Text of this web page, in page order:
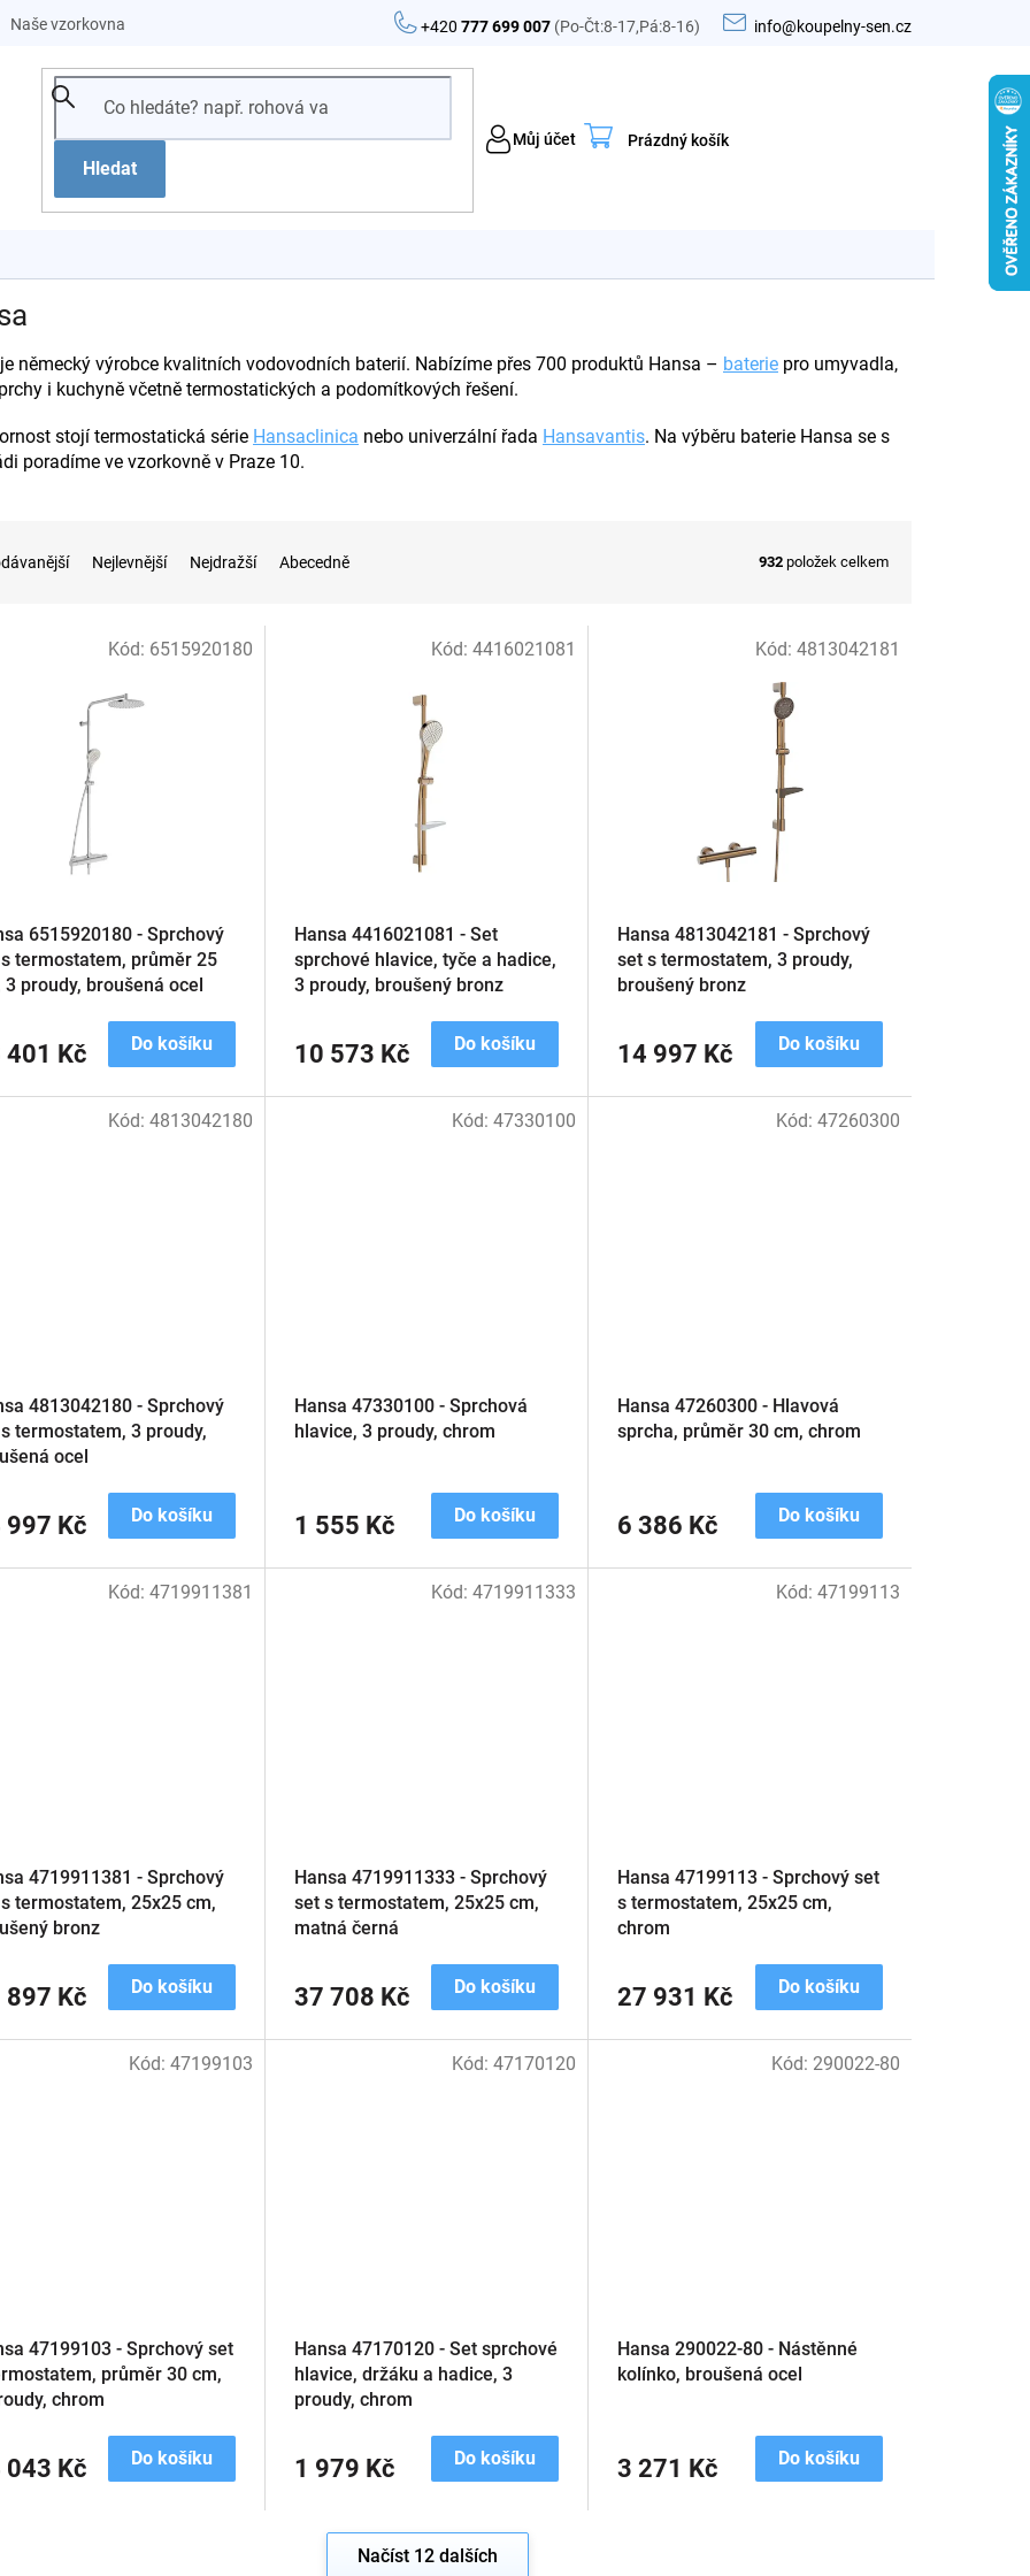
+420777 699 007 (Po-Čt:8-17,Pá:8-16) info@koupelny-sen.cz
Naše vzorkovna
Hledat
Můj účet
Nákupní
Prázdný košík
německý výrobce kvalitních vodovodních baterií. Nabízíme přes 700 produktů Hansa – baterie pro umyvadla,
i kuchyně včetně termostatických a podomítkových řešení.
stojí termostatická série Hansaclinica nebo univerzální řada Hansavantis. Na výběru baterie Hansa se s
poradíme ve vzorkovně v Praze 10.
Nejlevnější Nejdražší Abecedně 932 položek celkem
6515920180 - Sprchový
termostatem, průměr 25
3 proudy, broušená ocel
401 Kč Do košíku
Kód: 6515920180
Hansa 4416021081 - Set
sprchové hlavice, tyče a hadice,
3 proudy, broušený bronz
10 573 Kč Do košíku
Kód: 4416021081
Hansa 4813042181 - Sprchový
set s termostatem, 3 proudy,
broušený bronz
14 997 Kč Do košíku
Kód: 4813042181
4813042180 - Sprchový
termostatem, 3 proudy,
ocel
997 Kč Do košíku
Kód: 4813042180
Hansa 47330100 - Sprchová
hlavice, 3 proudy, chrom
1 555 Kč Do košíku
Kód: 47330100
Hansa 47260300 - Hlavová
sprcha, průměr 30 cm, chrom
6 386 Kč Do košíku
Kód: 47260300
4719911381 - Sprchový
termostatem, 25x25 cm,
bronz
897 Kč Do košíku
Kód: 4719911381
Hansa 4719911333 - Sprchový
set s termostatem, 25x25 cm,
matná černá
37 708 Kč Do košíku
Kód: 4719911333
Hansa 47199113 - Sprchový set
s termostatem, 25x25 cm,
chrom
27 931 Kč Do košíku
Kód: 47199113
47199103 - Sprchový set
průměr 30 cm,
chrom
043 Kč Do košíku
Kód: 47199103
Hansa 47170120 - Set sprchové
hlavice, držáku a hadice, 3
proudy, chrom
1 979 Kč Do košíku
Kód: 47170120
Hansa 290022-80 - Nástěnné
kolínko, broušená ocel
3 271 Kč Do košíku
Kód: 290022-80
Načíst 12 dalších